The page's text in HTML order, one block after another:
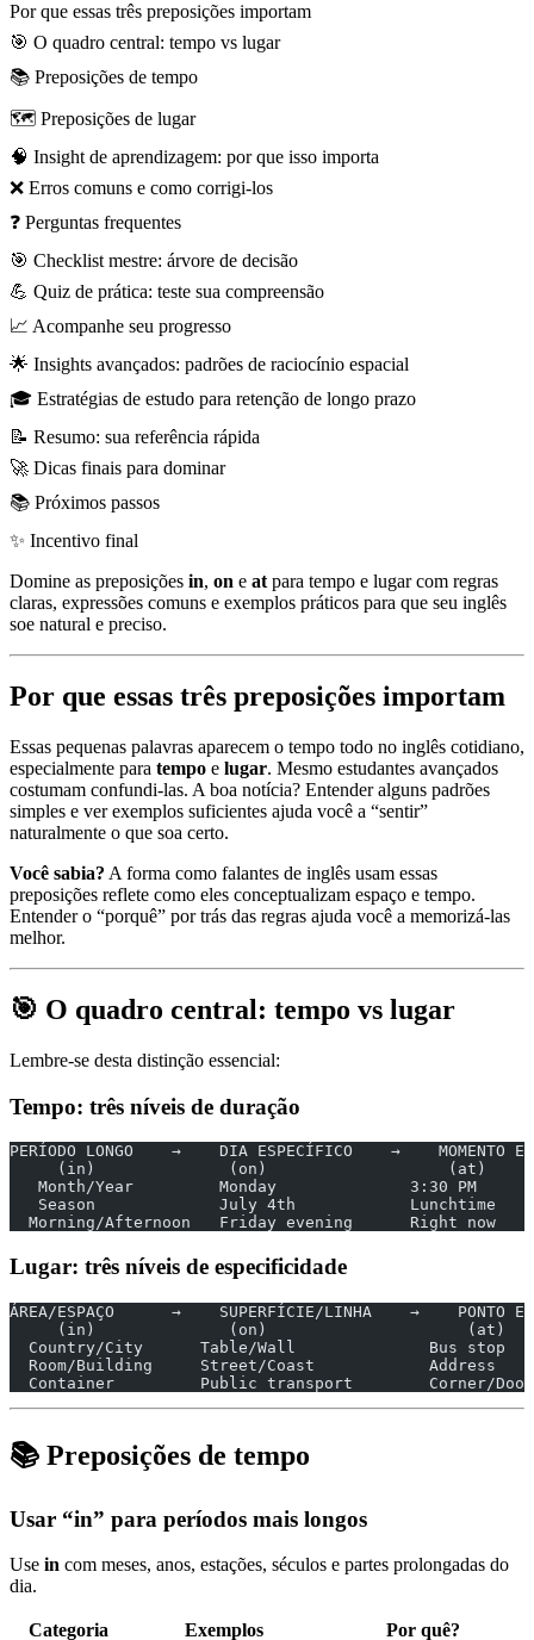
Por que essas três preposições importam
🎯 O quadro central: tempo vs lugar
📚 Preposições de tempo
🗺️ Preposições de lugar
🧠 Insight de aprendizagem: por que isso importa
❌ Erros comuns e como corrigi-los
❓ Perguntas frequentes
🎯 Checklist mestre: árvore de decisão
💪 Quiz de prática: teste sua compreensão
📈 Acompanhe seu progresso
🌟 Insights avançados: padrões de raciocínio espacial
🎓 Estratégias de estudo para retenção de longo prazo
📝 Resumo: sua referência rápida
🚀 Dicas finais para dominar
📚 Próximos passos
✨ Incentivo final
Domine as preposições in, on e at para tempo e lugar com regras
claras, expressões comuns e exemplos práticos para que seu inglês
soe natural e preciso.
Por que essas três preposições importam
Essas pequenas palavras aparecem o tempo todo no inglês cotidiano,
especialmente para tempo e lugar. Mesmo estudantes avançados
costumam confundi-las. A boa notícia? Entender alguns padrões
simples e ver exemplos suficientes ajuda você a “sentir”
naturalmente o que soa certo.
Você sabia? A forma como falantes de inglês usam essas
preposições reflete como eles conceptualizam espaço e tempo.
Entender o “porquê” por trás das regras ajuda você a memorizá-las
melhor.
🎯 O quadro central: tempo vs lugar
Lembre-se desta distinção essencial:
Tempo: três níveis de duração
PERÍODO LONGO    →    DIA ESPECÍFICO    →    MOMENTO
     (in)              (on)                   (at)
   Month/Year         Monday              3:30 PM
   Season             July 4th            Lunchtime
  Morning/Afternoon   Friday evening      Right now
Lugar: três níveis de especificidade
ÁREA/ESPAÇO      →    SUPERFÍCIE/LINHA    →    PONTO
     (in)              (on)                     (at)
  Country/City      Table/Wall              Bus stop
  Room/Building     Street/Coast            Address
  Container         Public transport        Corner/Door
📚 Preposições de tempo
Usar “in” para períodos mais longos
Use in com meses, anos, estações, séculos e partes prolongadas do
dia.
Categoria Exemplos Por quê?